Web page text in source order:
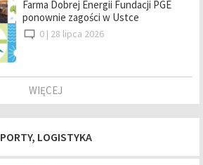
Farma Dobrej Energii Fundacji PGE
ponownie zagości w Ustce
0 | 28 lipca 2026
WIĘCEJ
PORTY, LOGISTYKA